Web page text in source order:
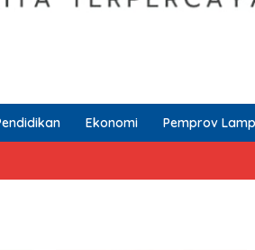
Ekonomi Pemprov